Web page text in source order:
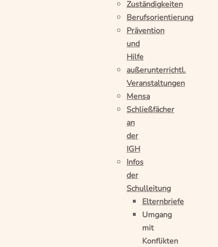
Zuständigkeiten
Berufsorientierung
Prävention
und
Hilfe
außerunterrichtl.
Veranstaltungen
Mensa
Schließfächer
an
der
IGH
Infos
der
Schulleitung
Elternbriefe
Umgang
mit
Konflikten